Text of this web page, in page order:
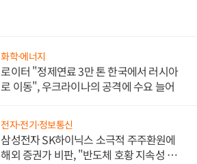
화학·에너지
로이터 "정제연료 3만 톤 한국에서 러시아
로 이동", 우크라이나의 공격에 수요 늘어
전자·전기·정보통신
삼성전자 SK하이닉스 소극적 주주환원에
해외 증권가 비판, "반도체 호황 지속성 의